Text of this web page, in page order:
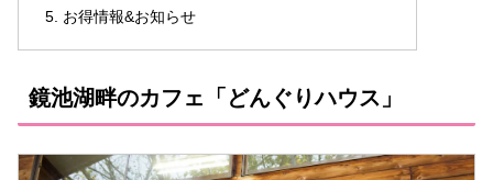
お得情報&お知らせ
鏡池湖畔のカフェ「どんぐりハウス」